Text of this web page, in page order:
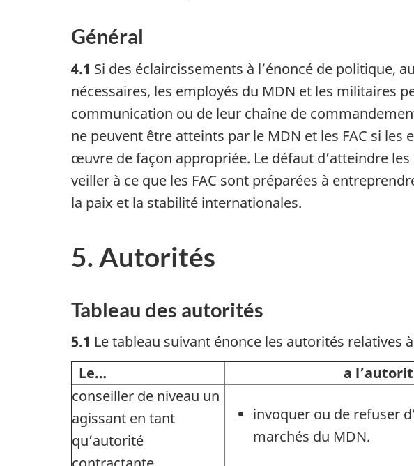
Général
4.1 Si des éclaircissements à l’énoncé de politique,
nécessaires, les employés du MDN et les militaires
communication ou de leur chaîne de
ne peuvent être atteints par le MDN et les FAC si
œuvre de façon appropriée. Le défaut d’atteindre
veiller à ce que les FAC sont préparées à
la paix et la stabilité internationales.
5. Autorités
Tableau des autorités
5.1 Le tableau suivant énonce les autorités relatives
Le…
a l’autorité de
conseiller de niveau un
agissant en tant
qu’autorité
invoquer ou de refuser
marchés du MDN.